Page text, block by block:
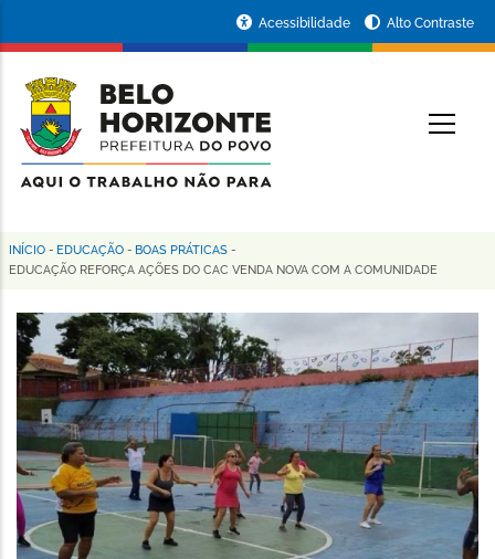
conteúdo
principal
da
Prefeitura
de
Horizonte
Acessibilidade Alto Contraste
Trilha
navegação
INÍCIO - EDUCAÇÃO - BOAS PRÁTICAS -
EDUCAÇÃO REFORÇA AÇÕES DO CAC VENDA NOVA COM A COMUNIDADE